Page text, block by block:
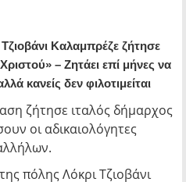
Καλαμπρέζε ζήτησε
– Ζητάει επί μήνες να
κανείς δεν φιλοτιμείται
ζήτησε ιταλός δήμαρχος
οι αδικαιολόγητες
πόλης Λόκρι Τζιοβάνι